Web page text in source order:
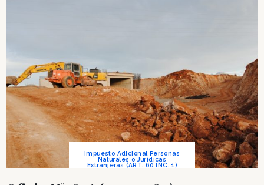
Impuesto Adicional Personas
Naturales o Jurídicas
Extranjeras (ART. 60 INC. 1)